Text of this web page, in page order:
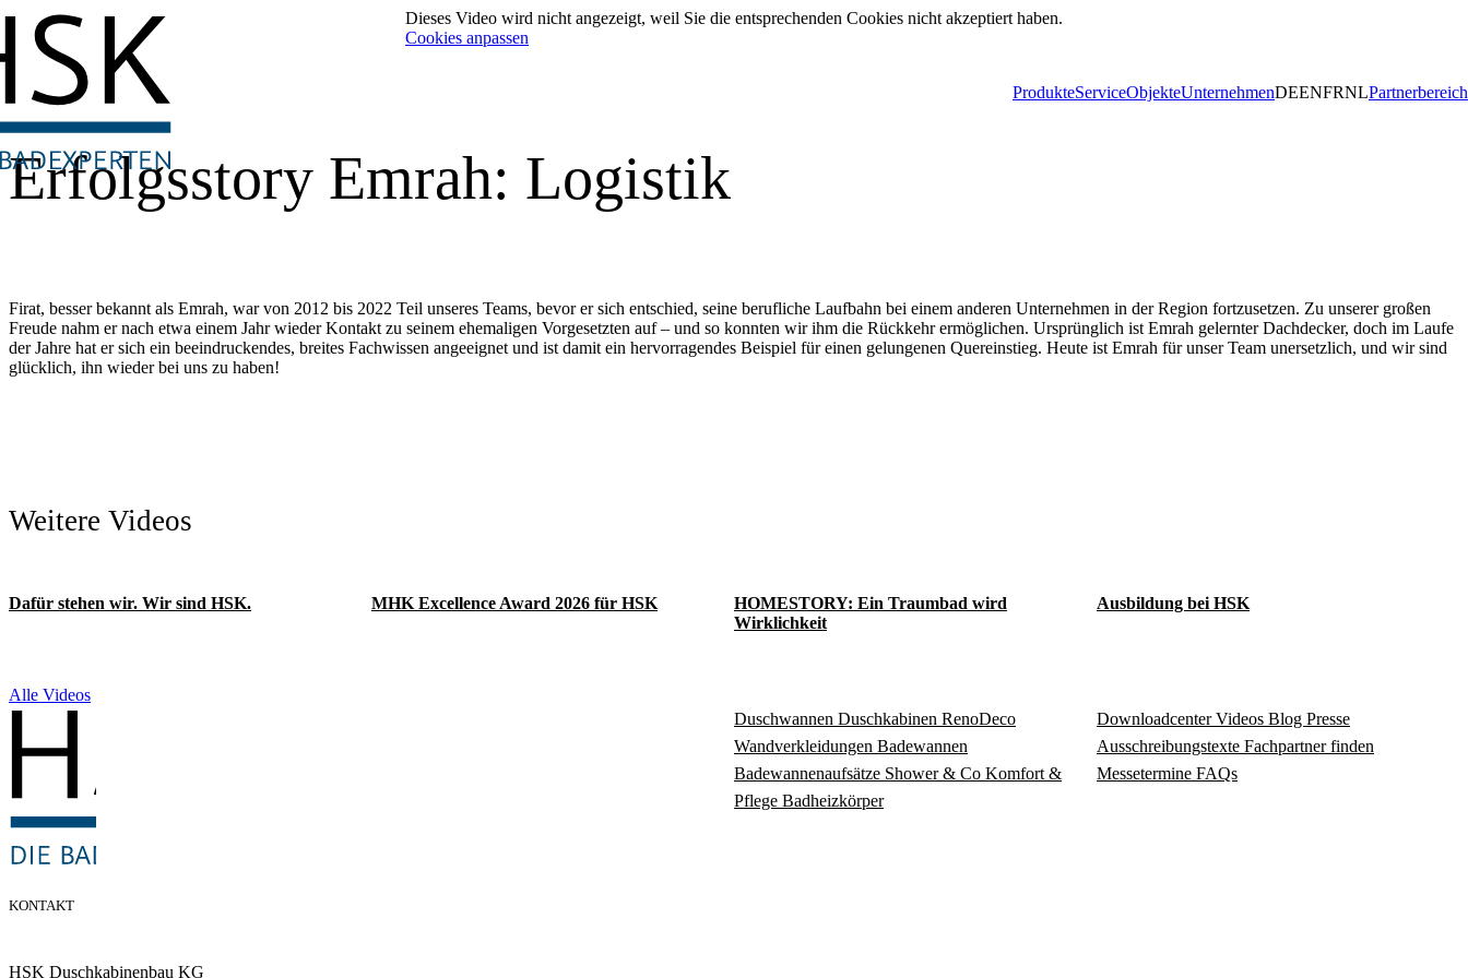
ProdukteServiceObjekteUnternehmenDEENFRNLPartnerbereich
Dieses Video wird nicht angezeigt, weil Sie die entsprechenden Cookies nicht akzeptiert haben.
Cookies anpassen
Erfolgsstory Emrah: Logistik
Firat, besser bekannt als Emrah, war von 2012 bis 2022 Teil unseres Teams, bevor er sich entschied, seine berufliche Laufbahn bei einem anderen Unternehmen in der Region fortzusetzen. Zu unserer großen
Freude nahm er nach etwa einem Jahr wieder Kontakt zu seinem ehemaligen Vorgesetzten auf – und so konnten wir ihm die Rückkehr ermöglichen. Ursprünglich ist Emrah gelernter Dachdecker, doch im Laufe
der Jahre hat er sich ein beeindruckendes, breites Fachwissen angeeignet und ist damit ein hervorragendes Beispiel für einen gelungenen Quereinstieg. Heute ist Emrah für unser Team unersetzlich, und wir sind
glücklich, ihn wieder bei uns zu haben!
Weitere Videos
Dafür stehen wir. Wir sind HSK. MHK Excellence Award 2026 für HSK
HOMESTORY: Ein Traumbad wird
Wirklichkeit
Ausbildung bei HSK
Alle Videos
KONTAKT
HSK Duschkabinenbau KG
Duschwannen Duschkabinen RenoDeco
Wandverkleidungen Badewannen
Badewannenaufsätze Shower & Co Komfort &
Pflege Badheizkörper
Download­centerVideos Blog Presse
Ausschreibungstexte Fachpartner finden
Messetermine FAQs